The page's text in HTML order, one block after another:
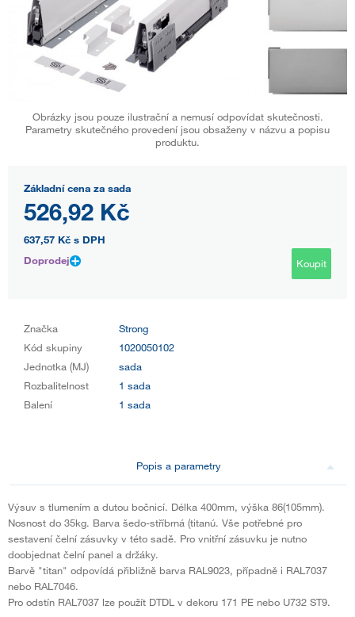
Obrázky jsou pouze ilustrační a nemusí odpovídat skutečnosti.
Parametry skutečného provedení jsou obsaženy v názvu a popisu
produktu.
Základní cena za sada
526,92 Kč
637,57 Kč s DPH
Doprodej
Koupit
Značka
Strong
Kód skupiny
1020050102
Jednotka (MJ)
sada
Rozbalitelnost
1 sada
Balení
1 sada
Popis a parametry
Výsuv s tlumením a dutou bočnicí. Délka 400mm, výška 86(105mm).
Nosnost do 35kg. Barva šedo-stříbrná (titanú. Vše potřebné pro
sestavení čelní zásuvky v této sadě. Pro vnitřní zásuvku je nutno
doobjednat čelní panel a držáky.
Barvě "titan" odpovídá přibližně barva RAL9023, případně i RAL7037
nebo RAL7046.
Pro odstín RAL7037 lze použít DTDL v dekoru 171 PE nebo U732 ST9.